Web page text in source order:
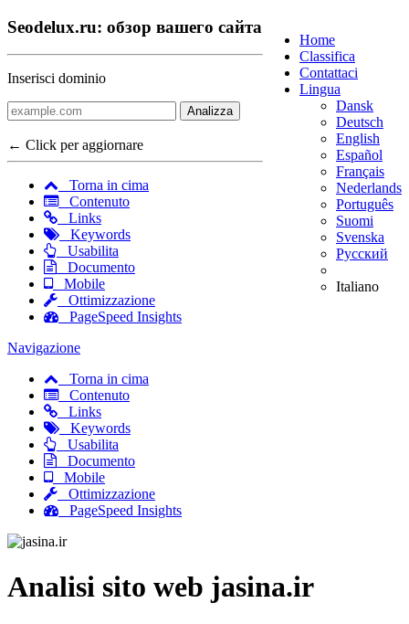
Home
Classifica
Contattaci
Lingua
Dansk
Deutsch
English
Español
Français
Nederlands
Português
Suomi
Svenska
Русский
Italiano
Seodelux.ru: обзор вашего сайта
Inserisci dominio
Analizza
← Click per aggiornare
Torna in cima
Contenuto
Links
Keywords
Usabilita
Documento
Mobile
Ottimizzazione
PageSpeed Insights
Navigazione
Torna in cima
Contenuto
Links
Keywords
Usabilita
Documento
Mobile
Ottimizzazione
PageSpeed Insights
Analisi sito web jasina.ir